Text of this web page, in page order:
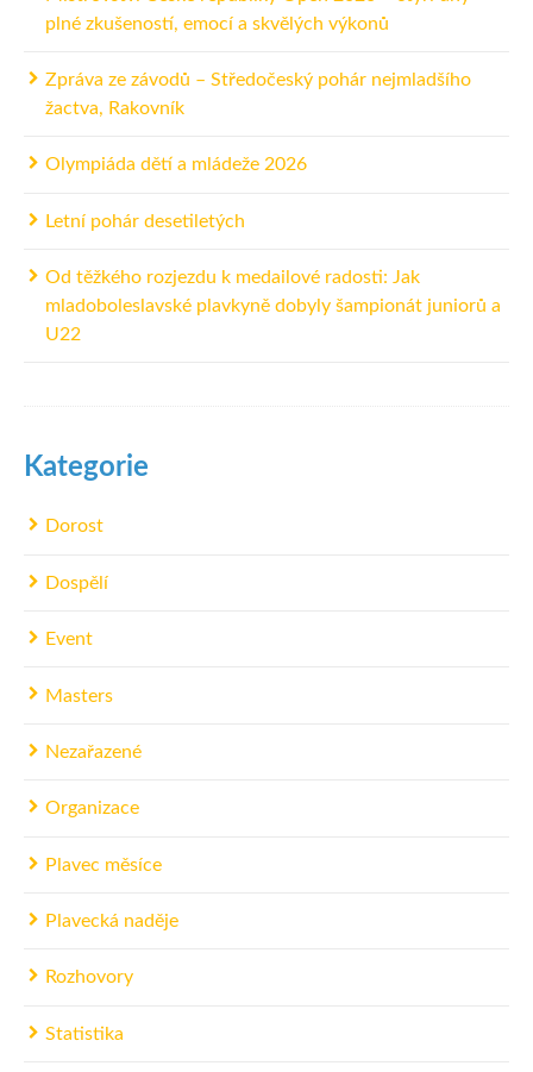
plné zkušeností, emocí a skvělých výkonů
Zpráva ze závodů – Středočeský pohár nejmladšího
žactva, Rakovník
Olympiáda dětí a mládeže 2026
Letní pohár desetiletých
Od těžkého rozjezdu k medailové radosti: Jak
mladoboleslavské plavkyně dobyly šampionát juniorů a
U22
Kategorie
Dorost
Dospělí
Event
Masters
Nezařazené
Organizace
Plavec měsíce
Plavecká naděje
Rozhovory
Statistika